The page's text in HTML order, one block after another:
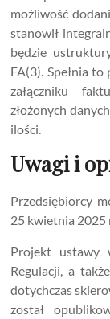
możliwość
stanowił
będzie
FA(3). Spełnia
załączniku
złożonych
ilości.
Uwagi i
Przedsiębiorcy
25 kwietnia 2025
Projekt ustawy
Regulacji, a
dotychczas
został